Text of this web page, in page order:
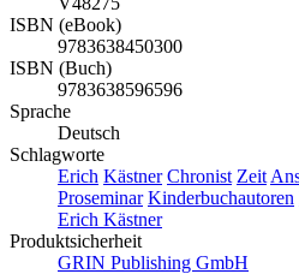
ISBN (eBook)
9783638450300
ISBN (Buch)
9783638596596
Sprache
Deutsch
Schlagworte
Erich Kästner Chronist Zeit
Proseminar Kinderbuchautoren
Erich Kästner
Produktsicherheit
GRIN Publishing GmbH